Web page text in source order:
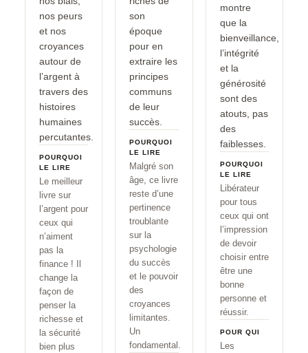
nos peurs
et nos
croyances
autour de
l’argent à
travers des
histoires
humaines
percutantes.
POURQUOI
LE LIRE
Le meilleur
livre sur
l’argent pour
ceux qui
n’aiment
pas la
finance ! Il
change la
façon de
penser la
richesse et
la sécurité
bien plus
son
époque
pour en
extraire les
principes
communs
de leur
succès.
POURQUOI
LE LIRE
Malgré son
âge, ce livre
reste d’une
pertinence
troublante
sur la
psychologie
du succès
et le pouvoir
des
croyances
limitantes.
Un
fondamental.
montre
que la
bienveillance,
l’intégrité
et la
générosité
sont des
atouts, pas
des
faiblesses.
POURQUOI
LE LIRE
Libérateur
pour tous
ceux qui ont
l’impression
de devoir
choisir entre
être une
bonne
personne et
réussir.
POUR QUI
Les